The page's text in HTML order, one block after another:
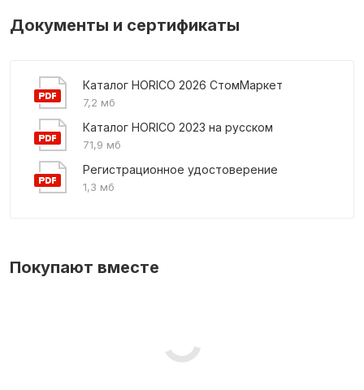
Документы и сертификаты
Каталог HORICO 2026 СтомМаркет
7,2 мб
Каталог HORICO 2023 на русском
71,9 мб
Регистрационное удостоверение
1,3 мб
Покупают вместе